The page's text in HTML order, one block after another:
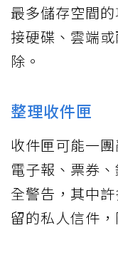
最多儲存空間
接硬碟、雲端
除。
整理收件匣
收件匣可能一
電子報、票券
全警告，其中
留的私人信件